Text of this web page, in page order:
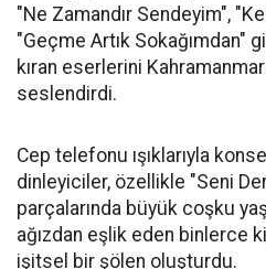
"Ne Zamandır Sendeyim",
"Geçme Artık Sokağımdan"
kıran eserlerini
seslendirdi.
Cep telefonu ışıklarıyla
dinleyiciler, özellikle "Seni
parçalarında büyük coşku
ağızdan eşlik eden binlerce
işitsel bir şölen oluşturdu.